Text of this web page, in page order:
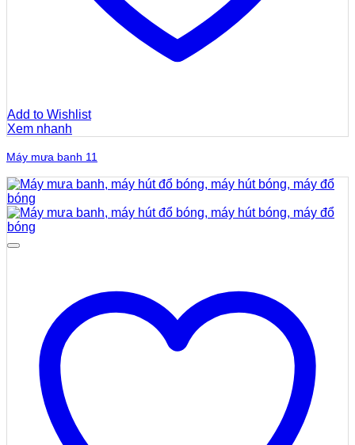
Add to Wishlist
Xem nhanh
Máy mưa banh 11